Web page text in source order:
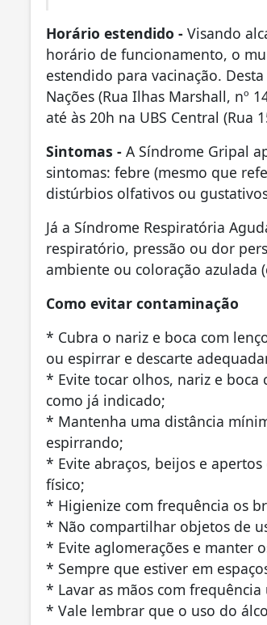
Horário estendido - Visando
horário de funcionamento, o
estendido para vacinação.
Nações (Rua Ilhas Marshall, nº
até às 20h na UBS Central (Rua
Sintomas - A Síndrome Gripal
sintomas: febre (mesmo que
distúrbios olfativos ou
Já a Síndrome Respiratória
respiratório, pressão ou dor
ambiente ou coloração azulada
Como evitar contaminação
* Cubra o nariz e boca com
ou espirrar e descarte
* Evite tocar olhos, nariz e boca
como já indicado;
* Mantenha uma distância
espirrando;
* Evite abraços, beijos e
físico;
* Higienize com frequência os
* Não compartilhar objetos de
* Evite aglomerações e manter
* Sempre que estiver em
* Lavar as mãos com
* Vale lembrar que o uso do